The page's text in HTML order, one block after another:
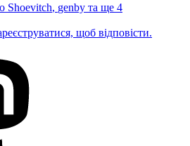
Shoevitch, genby та ще 4
щоб відповісти.